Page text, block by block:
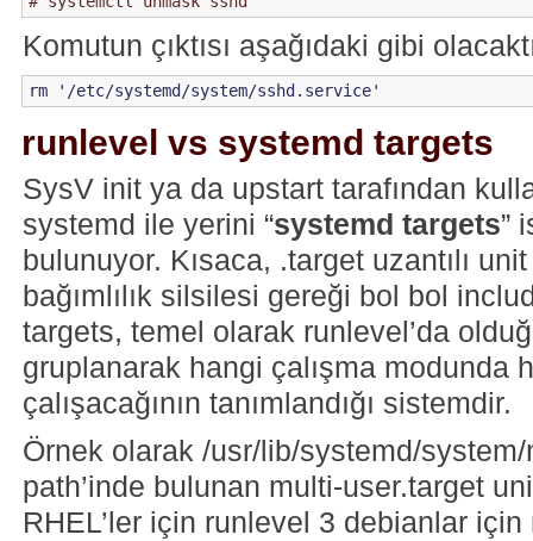
Komutun çıktısı aşağıdaki gibi
runlevel vs systemd targets
SysV init ya da upstart tarafından
systemd ile yerini “systemd targets”
bulunuyor. Kısaca, .target uzantılı
bağımlılık silsilesi gereği bol bol
targets, temel olarak runlevel’da
gruplanarak hangi çalışma modunda
çalışacağının tanımlandığı sistemdir.
Örnek olarak /usr/lib/systemd/
path’inde bulunan multi-user.target
RHEL’ler için runlevel 3 debianlar